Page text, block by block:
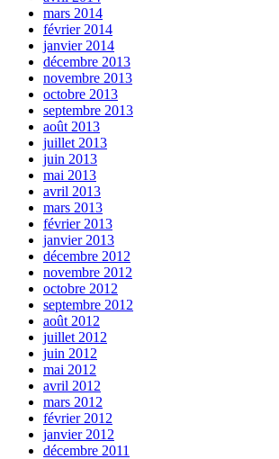
mars 2014
février 2014
janvier 2014
décembre 2013
novembre 2013
octobre 2013
septembre 2013
août 2013
juillet 2013
juin 2013
mai 2013
avril 2013
mars 2013
février 2013
janvier 2013
décembre 2012
novembre 2012
octobre 2012
septembre 2012
août 2012
juillet 2012
juin 2012
mai 2012
avril 2012
mars 2012
février 2012
janvier 2012
décembre 2011